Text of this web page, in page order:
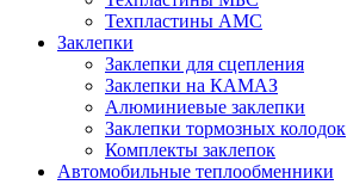
Техпластины АМС
Заклепки
Заклепки для сцепления
Заклепки на КАМАЗ
Алюминиевые заклепки
Заклепки тормозных колодок
Комплекты заклепок
Автомобильные теплообменники